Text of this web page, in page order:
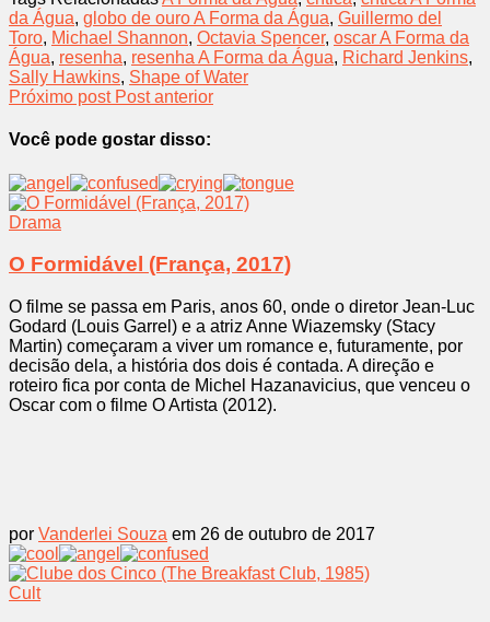
da Água, globo de ouro A Forma da Água, Guillermo del
Toro, Michael Shannon, Octavia Spencer, oscar A Forma da
Água, resenha, resenha A Forma da Água, Richard Jenkins,
Sally Hawkins, Shape of Water
Próximo post Post anterior
Você pode gostar disso:
Drama
O Formidável (França, 2017)
O filme se passa em Paris, anos 60, onde o diretor Jean-Luc
Godard (Louis Garrel) e a atriz Anne Wiazemsky (Stacy
Martin) começaram a viver um romance e, futuramente, por
decisão dela, a história dos dois é contada. A direção e
roteiro fica por conta de Michel Hazanavicius, que venceu o
Oscar com o filme O Artista (2012).
por Vanderlei Souza em 26 de outubro de 2017
Cult